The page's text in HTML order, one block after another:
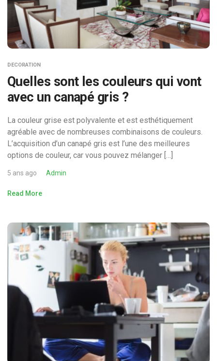
DECORATION
Quelles sont les couleurs qui vont
avec un canapé gris ?
La couleur grise est polyvalente et est esthétiquement
agréable avec de nombreuses combinaisons de couleurs.
L’acquisition d’un canapé gris est l’une des meilleures
options de couleur, car vous pouvez mélanger […]
5 ans ago Admin
Read More